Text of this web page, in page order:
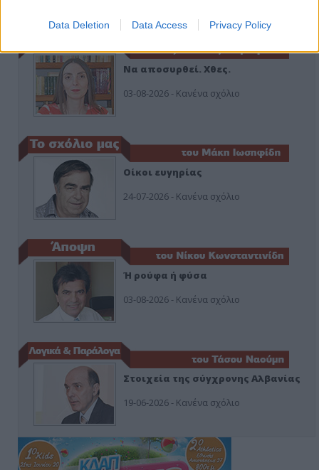
Data Deletion Data Access Privacy Policy
Να αποσυρθεί. Χθες.
03-08-2026 - Κανένα σχόλιο
Οίκοι ευγηρίας
24-07-2026 - Κανένα σχόλιο
Ή ρούφα ή φύσα
03-08-2026 - Κανένα σχόλιο
Στοιχεία της σύγχρονης Αλβανίας
19-06-2026 - Κανένα σχόλιο